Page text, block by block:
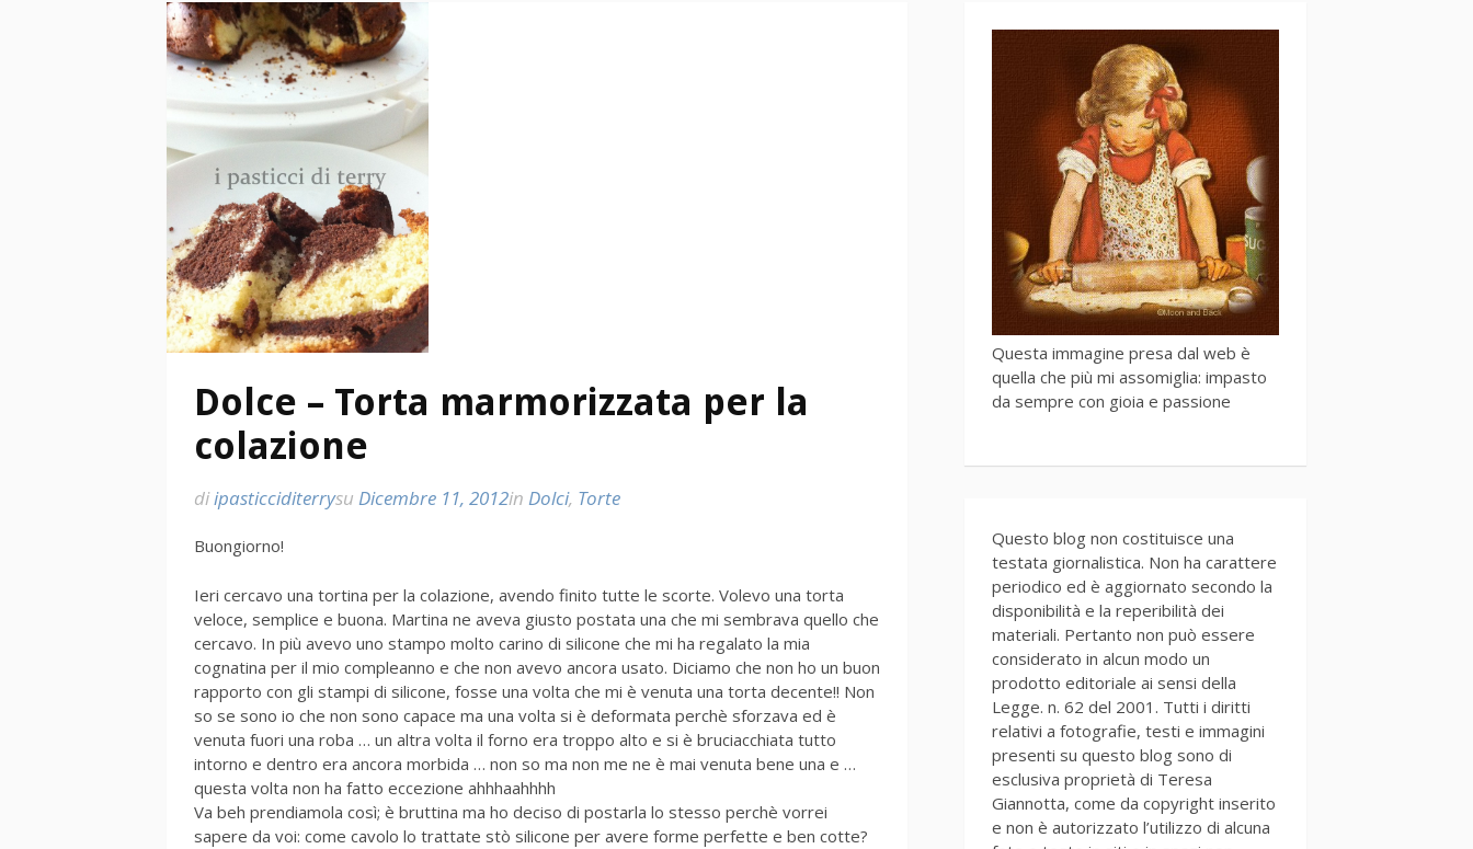
Dolce – Torta marmorizzata per la
colazione
diipasticciditerrysu Dicembre 11, 2012in Dolci, Torte
Buongiorno!
Ieri cercavo una tortina per la colazione, avendo finito tutte le scorte. Volevo una torta
veloce, semplice e buona. Martina ne aveva giusto postata una che mi sembrava quello che
cercavo. In più avevo uno stampo molto carino di silicone che mi ha regalato la mia
cognatina per il mio compleanno e che non avevo ancora usato. Diciamo che non ho un buon
rapporto con gli stampi di silicone, fosse una volta che mi è venuta una torta decente!! Non
so se sono io che non sono capace ma una volta si è deformata perchè sforzava ed è
venuta fuori una roba … un altra volta il forno era troppo alto e si è bruciacchiata tutto
intorno e dentro era ancora morbida … non so ma non me ne è mai venuta bene una e …
questa volta non ha fatto eccezione ahhhaahhhh
Va beh prendiamola così; è bruttina ma ho deciso di postarla lo stesso perchè vorrei
sapere da voi: come cavolo lo trattate stò silicone per avere forme perfette e ben cotte?
Questa immagine presa dal web è
quella che più mi assomiglia: impasto
da sempre con gioia e passione
Questo blog non costituisce una
testata giornalistica. Non ha carattere
periodico ed è aggiornato secondo la
disponibilità e la reperibilità dei
materiali. Pertanto non può essere
considerato in alcun modo un
prodotto editoriale ai sensi della
Legge. n. 62 del 2001. Tutti i diritti
relativi a fotografie, testi e immagini
presenti su questo blog sono di
esclusiva proprietà di Teresa
Giannotta, come da copyright inserito
e non è autorizzato l’utilizzo di alcuna